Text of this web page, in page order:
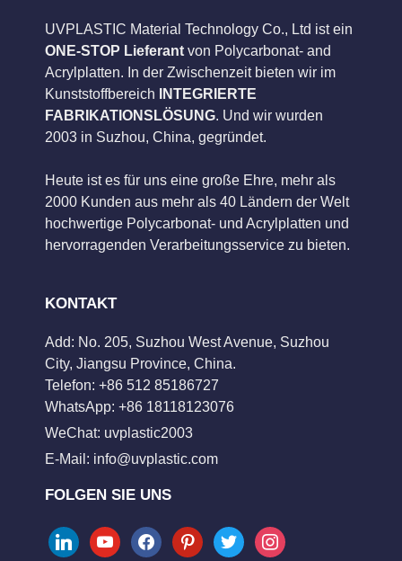
UVPLASTIC Material Technology Co., Ltd ist ein
ONE-STOP Lieferant von Polycarbonat- and
Acrylplatten. In der Zwischenzeit bieten wir im
Kunststoffbereich
INTEGRIERTE
FABRIKATIONSLÖSUNG. Und wir wurden
2003 in Suzhou, China, gegründet.
Heute ist es für uns eine große Ehre, mehr als
2000 Kunden aus mehr als 40 Ländern der Welt
hochwertige Polycarbonat- und Acrylplatten und
hervorragenden Verarbeitungsservice zu bieten.
KONTAKT
Add: No. 205, Suzhou West Avenue, Suzhou
City, Jiangsu Province, China.
Telefon: +86 512 85186727
WhatsApp: +86 18118123076
WeChat: uvplastic2003
E-Mail: info@uvplastic.com
FOLGEN SIE UNS
linkedinyoutubefacebookpinteresttwitter instagram